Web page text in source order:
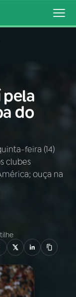
pela
do
feira (14)
clubes
ouça na